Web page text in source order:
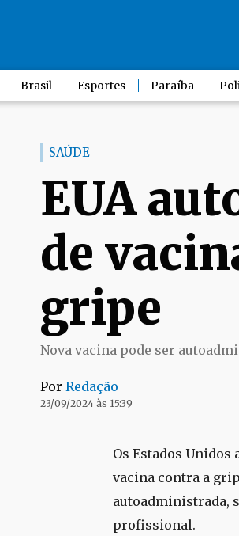
Brasil Esportes Paraíba
SAÚDE
EUA
de
gripe
Nova vacina pode ser
Por Redação
23/09/2024 às 15:39
Os Estados
vacina contra a
autoadministrada,
profissional.